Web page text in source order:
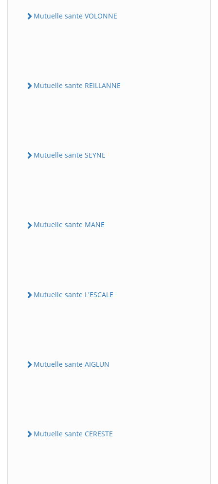
Mutuelle sante VOLONNE
Mutuelle sante REILLANNE
Mutuelle sante SEYNE
Mutuelle sante MANE
Mutuelle sante L'ESCALE
Mutuelle sante AIGLUN
Mutuelle sante CERESTE